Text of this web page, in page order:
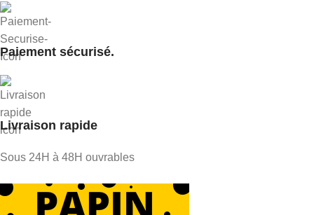
Paiement sécurisé.
Livraison rapide
Sous 24H à 48H ouvrables